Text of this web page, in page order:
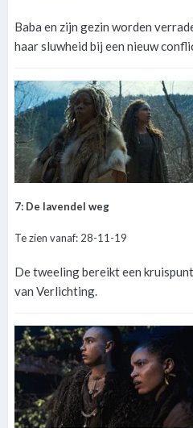
Baba en zijn gezin worden
haar sluwheid bij een nieuw
7: De lavendel weg
Te zien vanaf: 28-11-19
De tweeling bereikt een
van Verlichting.